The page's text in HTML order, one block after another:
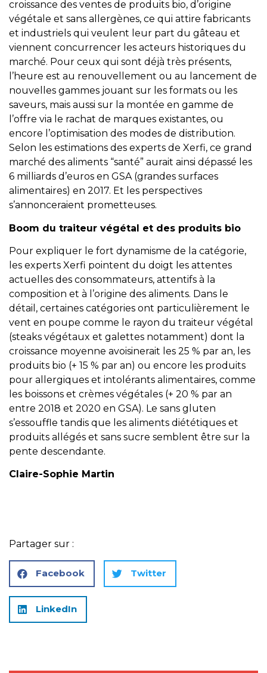
croissance des ventes de produits bio, d’origine
végétale et sans allergènes, ce qui attire fabricants
et industriels qui veulent leur part du gâteau et
viennent concurrencer les acteurs historiques du
marché. Pour ceux qui sont déjà très présents,
l’heure est au renouvellement ou au lancement de
nouvelles gammes jouant sur les formats ou les
saveurs, mais aussi sur la montée en gamme de
l’offre via le rachat de marques existantes, ou
encore l’optimisation des modes de distribution.
Selon les estimations des experts de Xerfi, ce grand
marché des aliments “santé” aurait ainsi dépassé les
6 milliards d’euros en GSA (grandes surfaces
alimentaires) en 2017. Et les perspectives
s’annonceraient prometteuses.
Boom du traiteur végétal et des produits bio
Pour expliquer le fort dynamisme de la catégorie,
les experts Xerfi pointent du doigt les attentes
actuelles des consommateurs, attentifs à la
composition et à l’origine des aliments. Dans le
détail, certaines catégories ont particulièrement le
vent en poupe comme le rayon du traiteur végétal
(steaks végétaux et galettes notamment) dont la
croissance moyenne avoisinerait les 25 % par an, les
produits bio (+ 15 % par an) ou encore les produits
pour allergiques et intolérants alimentaires, comme
les boissons et crèmes végétales (+ 20 % par an
entre 2018 et 2020 en GSA). Le sans gluten
s’essouffle tandis que les aliments diététiques et
produits allégés et sans sucre semblent être sur la
pente descendante.
Claire-Sophie Martin
Partager sur :
Facebook Twitter
LinkedIn